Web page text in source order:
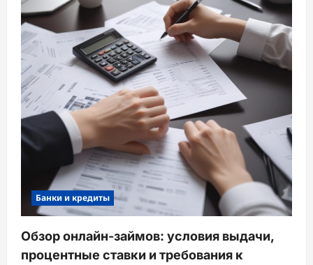
Банки и кредиты
Обзор онлайн-займов: условия выдачи,
процентные ставки и требования к